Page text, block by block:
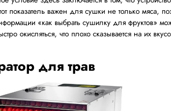
важен для сушки не только мяса,
«как выбрать сушилку для фруктов»
окисляться, что плохо сказывается на их
для трав